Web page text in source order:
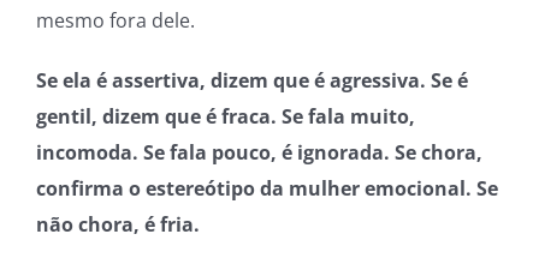
mesmo fora dele.
Se ela é assertiva, dizem que é agressiva. Se é
gentil, dizem que é fraca. Se fala muito,
incomoda. Se fala pouco, é ignorada. Se chora,
confirma o estereótipo da mulher emocional. Se
não chora, é fria.